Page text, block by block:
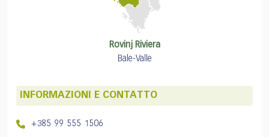
Rovinj Riviera
Bale-Valle
INFORMAZIONI E CONTATTO
+385 99 555 1506